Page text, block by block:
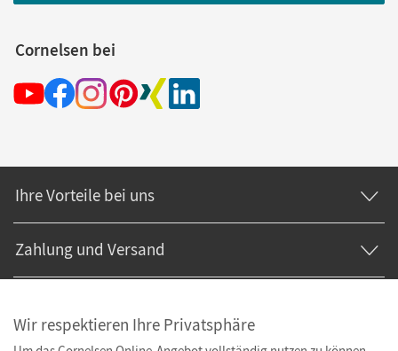
Cornelsen bei
Ihre Vorteile bei uns
Zahlung und Versand
Wir respektieren Ihre Privatsphäre